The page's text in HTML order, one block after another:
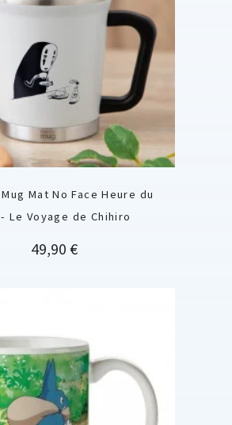
Mat No Face Heure du
Le Voyage de Chihiro
Prix
49,90 €